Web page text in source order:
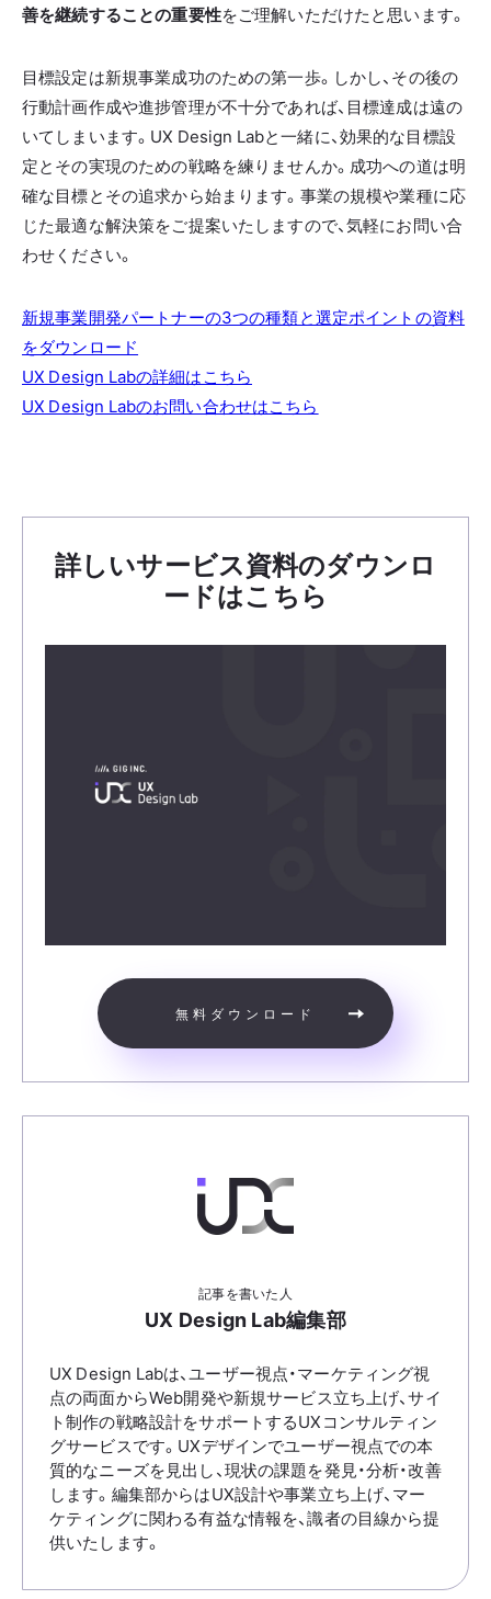
善を継続することの重要性をご理解いただけたと思います。
目標設定は新規事業成功のための第一歩。しかし、その後の
行動計画作成や進捗管理が不十分であれば、目標達成は遠の
いてしまいます。UX Design Labと一緒に、効果的な目標設
定とその実現のための戦略を練りませんか。成功への道は明
確な目標とその追求から始まります。事業の規模や業種に応
じた最適な解決策をご提案いたしますので、気軽にお問い合
わせください。
新規事業開発パートナーの3つの種類と選定ポイントの資料
をダウンロード
UX Design Labの詳細はこちら
UX Design Labのお問い合わせはこちら
詳しいサービス資料のダウンロ
ードはこちら
無料ダウンロード
記事を書いた人
UX Design Lab編集部
UX Design Labは、ユーザー視点・マーケティング視
点の両面からWeb開発や新規サービス立ち上げ、サイ
ト制作の戦略設計をサポートするUXコンサルティン
グサービスです。UXデザインでユーザー視点での本
質的なニーズを見出し、現状の課題を発見・分析・改善
します。編集部からはUX設計や事業立ち上げ、マー
ケティングに関わる有益な情報を、識者の目線から提
供いたします。